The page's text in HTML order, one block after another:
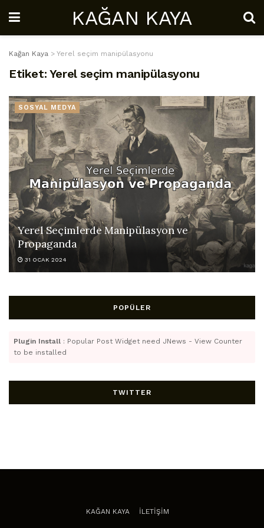
KAĞAN KAYA
Kağan Kaya > Yerel seçim manipülasyonu
Etiket: Yerel seçim manipülasyonu
SOSYAL MEDYA
Yerel Seçimlerde Manipülasyon ve
Propaganda
31 OCAK 2024
POPÜLER
Plugin Install : Popular Post Widget need JNews - View Counter
to be installed
TWITTER
KAĞAN KAYA İLETİŞİM